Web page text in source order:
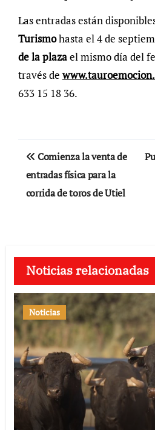
Las entradas están
Turismohasta el 4 de
de la plazael mismo día del
través de
633 15 18 36.
Navegación
de
entradas
Comienza la venta de
entradas física para la
corrida de toros de Utiel
Noticias relacionadas
Noticias